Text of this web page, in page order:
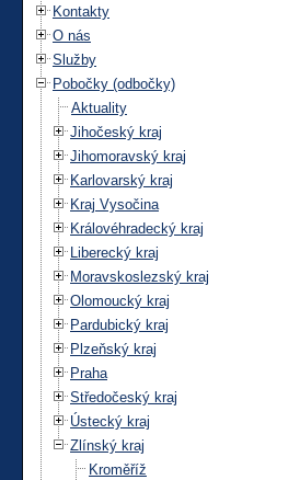
Kontakty
O nás
Služby
Pobočky (odbočky)
Aktuality
Jihočeský kraj
Jihomoravský kraj
Karlovarský kraj
Kraj Vysočina
Královéhradecký kraj
Liberecký kraj
Moravskoslezský kraj
Olomoucký kraj
Pardubický kraj
Plzeňský kraj
Praha
Středočeský kraj
Ústecký kraj
Zlínský kraj
Kroměříž